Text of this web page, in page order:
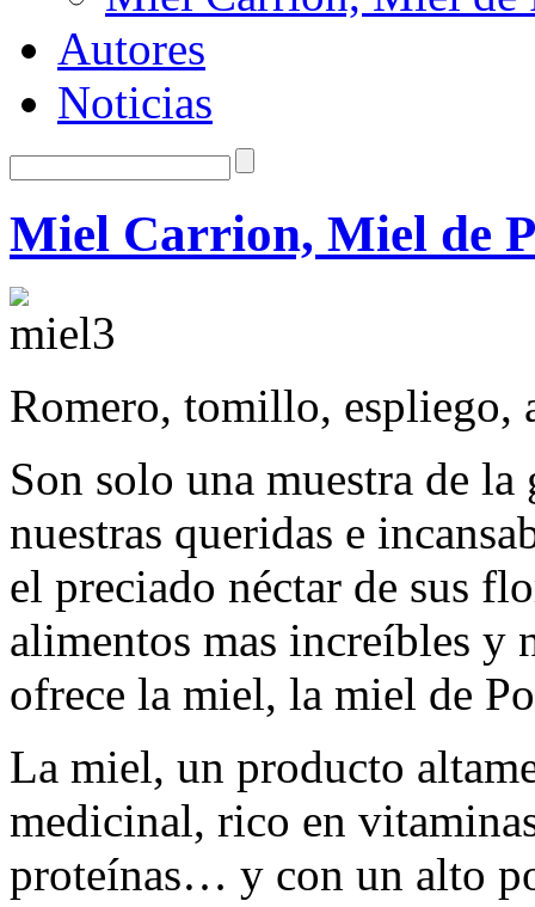
Autores
Noticias
Miel Carrion, Miel de
Romero, tomillo, espliego,
Son solo una muestra de
nuestras queridas e
el preciado néctar de sus
alimentos mas increíbles y
ofrece la miel, la miel de
La miel, un producto
medicinal, rico en
proteínas… y con un alto